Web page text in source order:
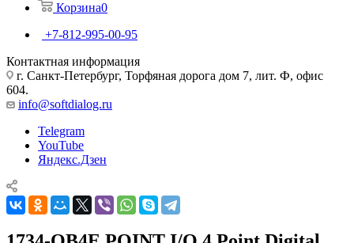
Корзина0
+7-812-995-00-95
Контактная информация
г. Санкт-Петербург, Торфяная дорога дом 7, лит. Ф, офис
604.
info@softdialog.ru
Telegram
YouTube
Яндекс.Дзен